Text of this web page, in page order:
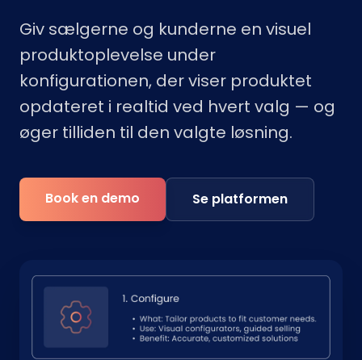
Giv sælgerne og kunderne en visuel
produktoplevelse under
konfigurationen, der viser produktet
opdateret i realtid ved hvert valg — og
øger tilliden til den valgte løsning.
Book en demo Se platformen